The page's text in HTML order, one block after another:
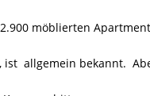
möblierten
allgemein bekannt.